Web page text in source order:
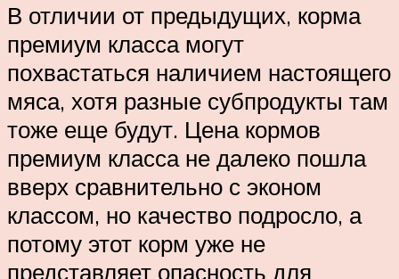
В отличии от предыдущих, корма
премиум класса могут
похвастаться наличием настоящего
мяса, хотя разные субпродукты там
тоже еще будут. Цена кормов
премиум класса не далеко пошла
вверх сравнительно с эконом
классом, но качество подросло, а
потому этот корм уже не
представляет опасность для